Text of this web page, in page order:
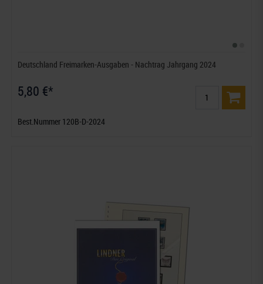
Deutschland Freimarken-Ausgaben - Nachtrag Jahrgang 2024
5,80 €*
Best.Nummer 120B-D-2024